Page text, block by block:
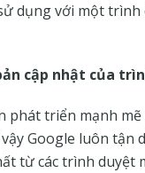
dụng với một trình
cập nhật của
phát triển mạnh
Google luôn tận
từ các trình duyệt